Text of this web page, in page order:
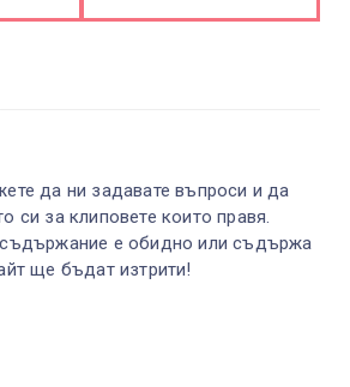
да ни задавате въпроси и да
си за клиповете които правя.
е обидно или съдържа
ще бъдат изтрити!